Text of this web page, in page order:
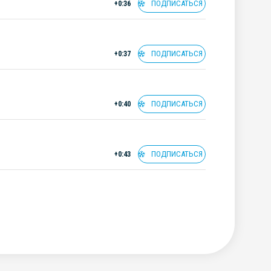
+0:36 ПОДПИСАТЬСЯ
+0:37 ПОДПИСАТЬСЯ
+0:40 ПОДПИСАТЬСЯ
+0:43 ПОДПИСАТЬСЯ